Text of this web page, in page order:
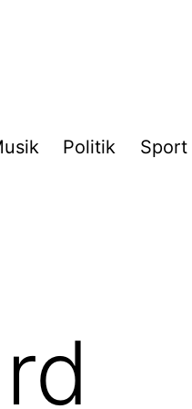
Politik Sport